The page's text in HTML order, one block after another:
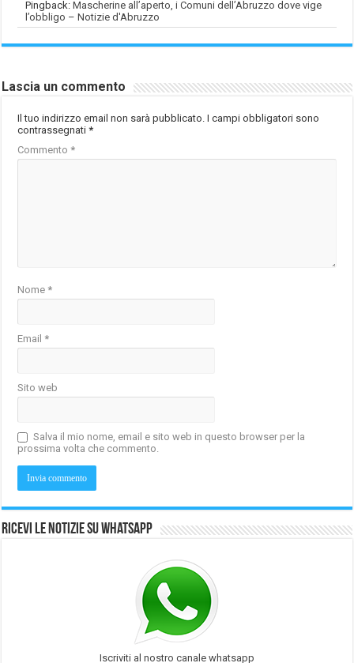
Pingback:Mascherine all’aperto, i Comuni dell’Abruzzo dove vige
l’obbligo – Notizie d'Abruzzo
Lascia un commento
Il tuo indirizzo email non sarà pubblicato. I campi obbligatori sono
contrassegnati*
Commento*
Nome*
Email*
Sito web
Salva il mio nome, email e sito web in questo browser per la
prossima volta che commento.
Ricevi le notizie su Whatsapp
Iscriviti al nostro canale whatsapp